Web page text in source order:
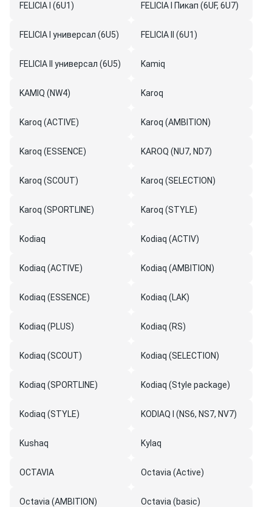
FELICIA I (6U1) FELICIA I Пикап (6UF, 6U7)
FELICIA I универсал (6U5) FELICIA II (6U1)
FELICIA II универсал (6U5) Kamiq
KAMIQ (NW4) Karoq
Karoq (ACTIVE) Karoq (AMBITION)
Karoq (ESSENCE) KAROQ (NU7, ND7)
Karoq (SCOUT) Karoq (SELECTION)
Karoq (SPORTLINE) Karoq (STYLE)
Kodiaq Kodiaq (ACTIV)
Kodiaq (ACTIVE) Kodiaq (AMBITION)
Kodiaq (ESSENCE) Kodiaq (LAK)
Kodiaq (PLUS) Kodiaq (RS)
Kodiaq (SCOUT) Kodiaq (SELECTION)
Kodiaq (SPORTLINE) Kodiaq (Style package)
Kodiaq (STYLE) KODIAQ I (NS6, NS7, NV7)
Kushaq Kylaq
OCTAVIA Octavia (Active)
Octavia (AMBITION) Octavia (basic)